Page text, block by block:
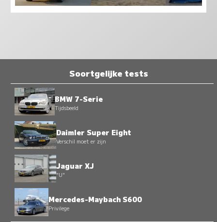
Soortgelijke tests
BMW 7-Serie
Tijdsbeeld
Daimler Super Eight
Verschil moet er zijn
Jaguar XJ
"U"
Mercedes-Maybach S600
Privilege